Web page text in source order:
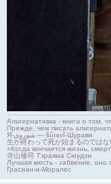
Альтернативка - книга о том,
Прежде, чем писать
Я-شوروی — šûravî-Шурави
生が終わって死が始まるのでは
«Когда кончается жизнь,
寺山修司 Тэраяма Сюудзи
Лучшая месть - забвение, оно
Грасиан-и-Моралес